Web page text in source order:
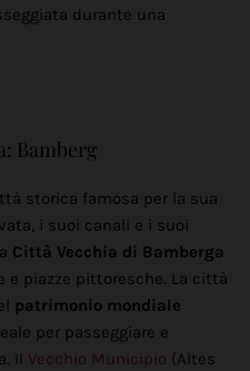
durante una
Bamberg
storica famosa per la sua
i suoi canali e i suoi
Città Vecchia di Bamberga
e piazze pittoresche. La città
patrimonio mondiale
per passeggiare e
Il Vecchio Municipio (Altes